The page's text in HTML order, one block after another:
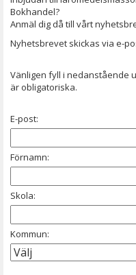
Bokhandel?
Anmäl dig då till vårt
Nyhetsbrevet skickas via e-
Vänligen fyll i nedanstående
är obligatoriska.
E-post:
Förnamn:
Skola:
Kommun: